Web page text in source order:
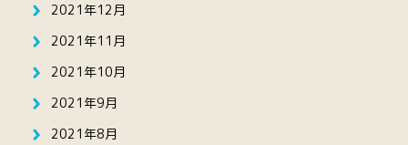
2021年12月
2021年11月
2021年10月
2021年9月
2021年8月